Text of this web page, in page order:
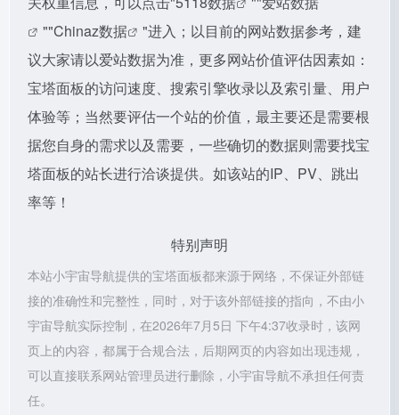
""Chinaz数据
"进入；以目前的网站数据参考，建
议大家请以爱站数据为准，更多网站价值评估因素如：
宝塔面板的访问速度、搜索引擎收录以及索引量、用户
体验等；当然要评估一个站的价值，最主要还是需要根
据您自身的需求以及需要，一些确切的数据则需要找宝
塔面板的站长进行洽谈提供。如该站的IP、PV、跳出
率等！
特别声明
本站小宇宙导航提供的宝塔面板都来源于网络，不保证外部链
接的准确性和完整性，同时，对于该外部链接的指向，不由小
宇宙导航实际控制，在2026年7月5日 下午4:37收录时，该网
页上的内容，都属于合规合法，后期网页的内容如出现违规，
可以直接联系网站管理员进行删除，小宇宙导航不承担任何责
任。